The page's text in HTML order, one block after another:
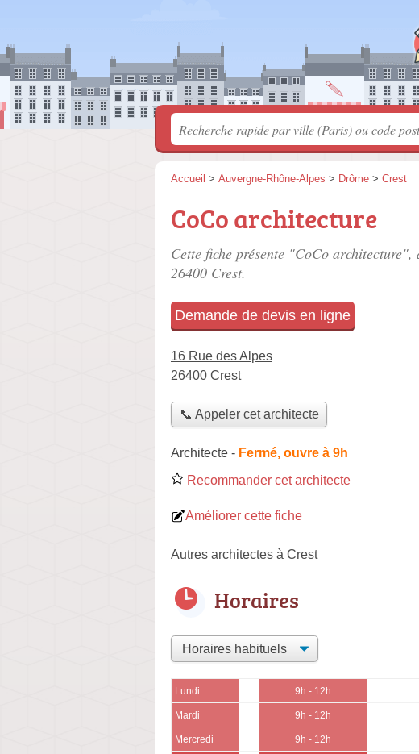
Accueil > Auvergne-Rhône-Alpes > Drôme > Crest
CoCo architecture
Cette fiche présente "CoCo architecture",
26400 Crest.
Demande de devis en ligne
16 Rue des Alpes
26400 Crest
📞 Appeler cet architecte
Architecte - Fermé, ouvre à 9h
Recommander cet architecte
Améliorer cette fiche
Autres architectes à Crest
Horaires
Lundi 9h - 12h
Mardi 9h - 12h
Mercredi 9h - 12h